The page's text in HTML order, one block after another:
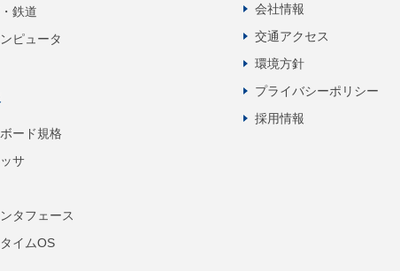
鉄道
ピュータ
ード規格
サ
タフェース
イムOS
会社情報
交通アクセス
環境方針
プライバシーポリシー
採用情報